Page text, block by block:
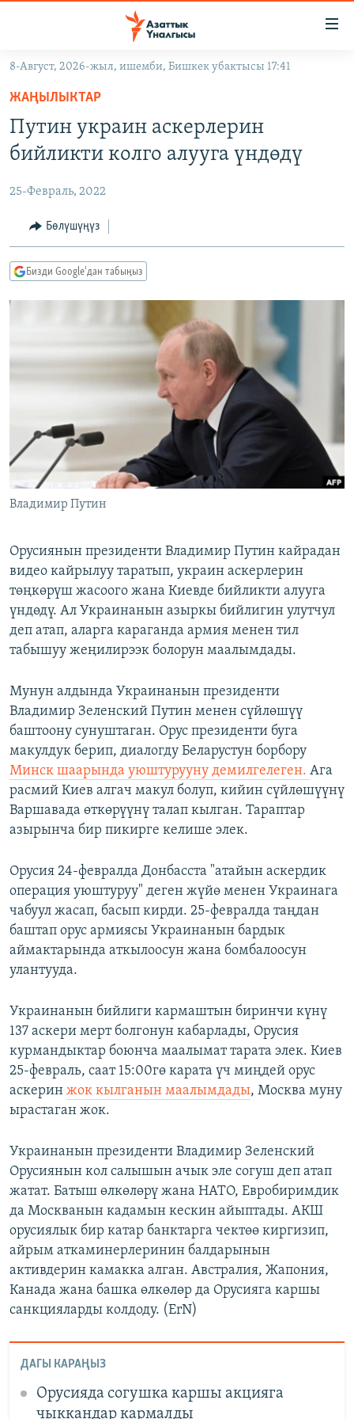
Навигацияга
өтүңүз
Издөөгө
салыңызКЫРГЫЗСТАН
ЭКОНОМИКА
МАДАНИЯТ
ДҮЙНӨ
БОРБОР АЗИЯ
АТАЙЫН ИЛИКТӨӨ
ТВ ПРОГРАММАЛАР
ЭКСПЕРТТЕР ТАЛДАЙТ
ЫҢГАЙСЫЗ СУРООЛОР
ӨЗГӨЧӨ ПИКИР
ЭЕ/АРнун бардык сайттары
8-Август, 2026-жыл, ишемби, Бишкек убактысы 17:41
ЖАҢЫЛЫКТАР
Путин украин аскерлерин
бийликти колго алууга үндөдү
25-Февраль, 2022
Бөлүшүңүз
Бизди Google'дан табыңыз
Владимир Путин
Орусиянын президенти Владимир Путин кайрадан
видео кайрылуу таратып, украин аскерлерин
төңкөрүш жасоого жана Киевде бийликти алууга
үндөдү. Ал Украинанын азыркы бийлигин улутчул
деп атап, аларга караганда армия менен тил
табышуу жеңилирээк болорун маалымдады.
Мунун алдында Украинанын президенти
Владимир Зеленский Путин менен сүйлөшүү
баштоону сунуштаган. Орус президенти буга
макулдук берип, диалогду Беларустун борбору
Минск шаарында уюштурууну демилгелеген. Ага
расмий Киев алгач макул болуп, кийин сүйлөшүүнү
Варшавада өткөрүүнү талап кылган. Тараптар
азырынча бир пикирге келише элек.
Орусия 24-февралда Донбасста "атайын аскердик
операция уюштуруу" деген жүйө менен Украинага
чабуул жасап, басып кирди. 25-февралда таңдан
баштап орус армиясы Украинанын бардык
аймактарында аткылоосун жана бомбалоосун
улантууда.
Украинанын бийлиги кармаштын биринчи күнү
137 аскери мерт болгонун кабарлады, Орусия
курмандыктар боюнча маалымат тарата элек. Киев
25-февраль, саат 15:00гө карата үч миңдей орус
аскерин жок кылганын маалымдады, Москва муну
ырастаган жок.
Украинанын президенти Владимир Зеленский
Орусиянын кол салышын ачык эле согуш деп атап
жатат. Батыш өлкөлөрү жана НАТО, Евробиримдик
да Москванын кадамын кескин айыптады. АКШ
орусиялык бир катар банктарга чектөө киргизип,
айрым аткаминерлеринин балдарынын
активдерин камакка алган. Австралия, Жапония,
Канада жана башка өлкөлөр да Орусияга каршы
санкцияларды колдоду. (ErN)
ДАГЫ КАРАҢЫЗ
Орусияда согушка каршы акцияга
чыккандар кармалды